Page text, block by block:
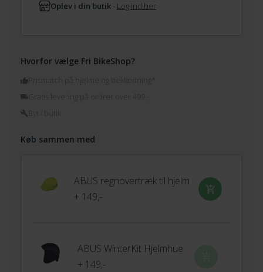
Oplev i din butik - Log ind her
Hvorfor vælge Fri BikeShop?
Prismatch på hjelme og beklædning*
Køb sammen med
ABUS regnovertræk til hjelm
+ 149,-
ABUS WinterKit Hjelmhue
+ 149,-